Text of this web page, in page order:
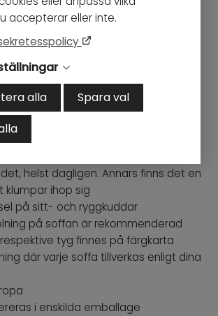
accepterar eller inte.
alla
Spara val
skickas alltid en skiss av
kunden för godkännande.
som finns att välja i flera storlekar
ingår
en stoppning av kallskum, silikonfiber
ger en mjuk och härlig komfort
omtanke och att sittplymåerna
helst dagligen. Annars finns det en
klumpar ihop sig
på sitt- och ryggkuddar
på soffan är rekommenderad
tyg finnes på färgkarta
där varje soffa tillverkas enligt dina
i enskilda emballage